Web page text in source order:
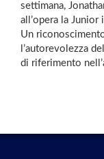
settimana,
all’opera la
Un
l’autorevolezza
di riferimento